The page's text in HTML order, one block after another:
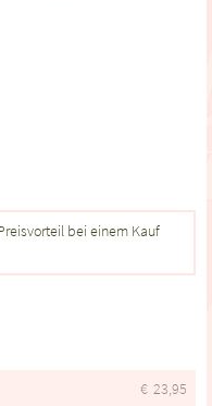
bei einem Kauf
€ 23,95